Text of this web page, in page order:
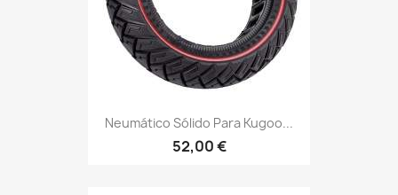
Neumático Sólido Para Kugoo...
52,00 €